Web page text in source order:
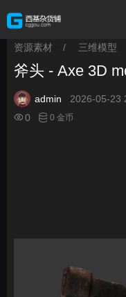
资源素材 / 三维模型
斧头 - Axe 3D
admin
2026-05-23
0
0 金币